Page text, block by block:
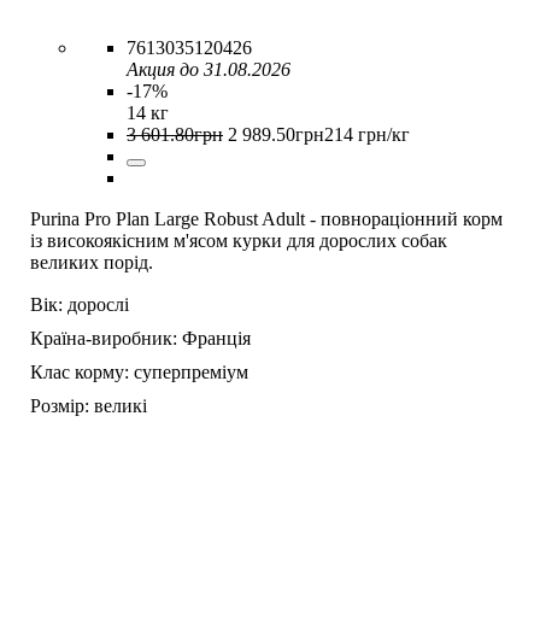
7613035120426
Акция до 31.08.2026
-17%
14 кг
3 601.80грн 2 989.50грн214 грн/кг
Purina Pro Plan Large Robust Adult - повнораціонний корм
із високоякісним м'ясом курки для дорослих собак
великих порід.
Вік: дорослі
Країна-виробник: Франція
Клас корму: суперпреміум
Розмір: великі